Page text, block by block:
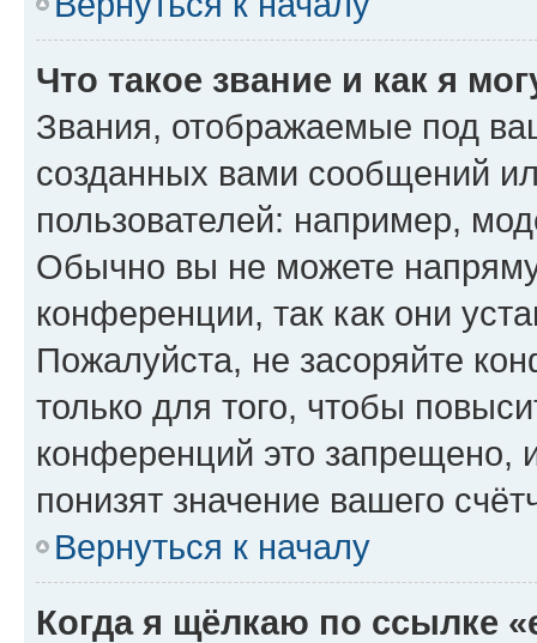
Что такое звание и как я
Звания, отображаемые под
созданных вами сообщений
пользователей: например,
Обычно вы не можете
конференции, так как они
Пожалуйста, не засоряйте
только для того, чтобы
конференций это запрещено,
понизят значение вашего
Вернуться к началу
Когда я щёлкаю по ссылке